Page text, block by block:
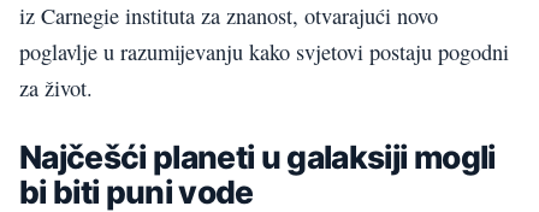
iz Carnegie instituta za znanost, otvarajući novo
poglavlje u razumijevanju kako svjetovi postaju pogodni
za život.
Najčešći planeti u galaksiji mogli
bi biti puni vode